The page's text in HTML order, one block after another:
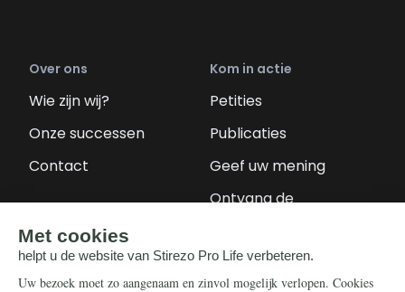
Over ons
Wie zijn wij?
Onze successen
Contact
Kom in actie
Petities
Publicaties
Geef uw mening
Ontvang de
Steun ons Info